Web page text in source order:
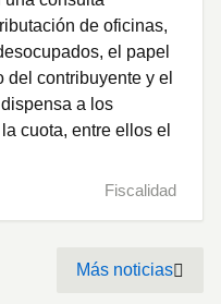
de oficinas,
el papel
del contribuyente y el
a los
cuota, entre ellos el
Fiscalidad
Más noticias